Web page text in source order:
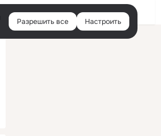
Войти
Разрешить все Настроить